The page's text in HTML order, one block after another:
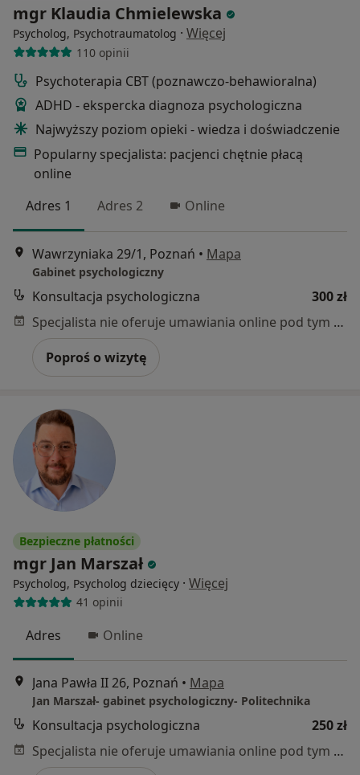
mgr Klaudia Chmielewska
Psycholog, Psychotraumatolog · Więcej
110 opinii
Psychoterapia CBT (poznawczo-behawioralna)
ADHD - ekspercka diagnoza psychologiczna
Najwyższy poziom opieki - wiedza i doświadczenie
Popularny specjalista: pacjenci chętnie płacą
online
Adres 1
Adres 2 Online
Wawrzyniaka 29/1, Poznań • Mapa
Gabinet psychologiczny
Konsultacja psychologiczna
300 zł
Specjalista nie oferuje umawiania online pod tym adresem.
Poproś o wizytę
Bezpieczne płatności
mgr Jan Marszał
Psycholog, Psycholog dziecięcy · Więcej
41 opinii
Adres Online
Jana Pawła II 26, Poznań • Mapa
Jan Marszał- gabinet psychologiczny- Politechnika
Konsultacja psychologiczna
250 zł
Specjalista nie oferuje umawiania online pod tym adresem.